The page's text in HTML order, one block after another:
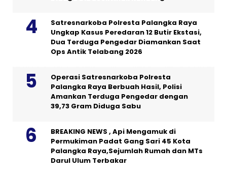
Satresnarkoba Polresta Palangka Raya
Ungkap Kasus Peredaran 12 Butir Ekstasi,
Dua Terduga Pengedar Diamankan Saat
Ops Antik Telabang 2026
Operasi Satresnarkoba Polresta
Palangka Raya Berbuah Hasil, Polisi
Amankan Terduga Pengedar dengan
39,73 Gram Diduga Sabu
BREAKING NEWS , Api Mengamuk di
Permukiman Padat Gang Sari 45 Kota
Palangka Raya,Sejumlah Rumah dan MTs
Darul Ulum Terbakar